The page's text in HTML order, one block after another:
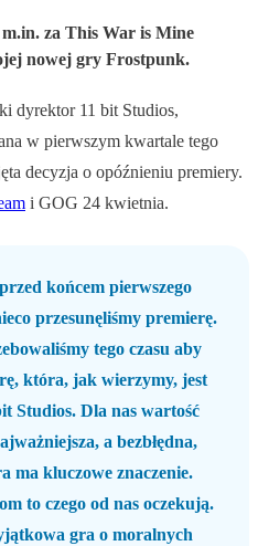
za This War is Mine
nowej gry Frostpunk.
dyrektor 11 bit Studios,
w pierwszym kwartale tego
decyzja o opóźnieniu premiery.
i GOG 24 kwietnia.
końcem pierwszego
przesunęliśmy premierę.
tego czasu aby
która, jak wierzymy, jest
Studios. Dla nas wartość
a bezbłędna,
ma kluczowe znaczenie.
to czego od nas oczekują.
gra o moralnych